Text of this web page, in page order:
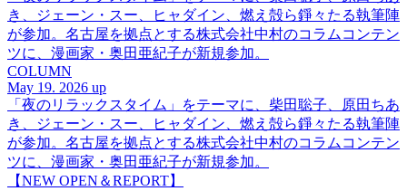
き、ジェーン・スー、ヒャダイン、燃え殻ら錚々たる執筆陣
が参加。名古屋を拠点とする株式会社中村のコラムコンテン
ツに、漫画家・奥田亜紀子が新規参加。
COLUMN
May 19. 2026 up
「夜のリラックスタイム」をテーマに、柴田聡子、原田ちあ
き、ジェーン・スー、ヒャダイン、燃え殻ら錚々たる執筆陣
が参加。名古屋を拠点とする株式会社中村のコラムコンテン
ツに、漫画家・奥田亜紀子が新規参加。
【NEW OPEN＆REPORT】